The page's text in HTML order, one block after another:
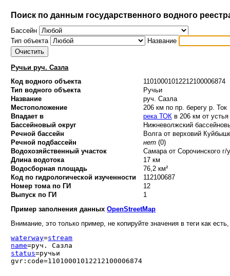
Поиск по данным государственного водного
Бассейн
Тип объекта
Название
Ручьи руч. Сазла
Код водного объекта
11010001012212100006874
Тип водного объекта
Ручьи
Название
руч. Сазла
Местоположение
206 км по пр. берегу р. Ток
Впадает в
река ТОКв 206 км от устья
Бассейновый округ
Нижневолжский
Речной бассейн
Волга от верховий
Речной подбассейн
нет(0)
Водохозяйственный участок
Самара от Сорочинского
Длина водотока
17 км
Водосборная площадь
76,2 км²
Код по гидрологической изученности
112100687
Номер тома по ГИ
12
Выпуск по ГИ
1
Пример заполнения данныхOpenStreetMap
Внимание, это только пример, не копируйте значения в теги как
waterway=stream
name=руч. Сазла
status=ручьи
gvr:code=11010001012212100006874